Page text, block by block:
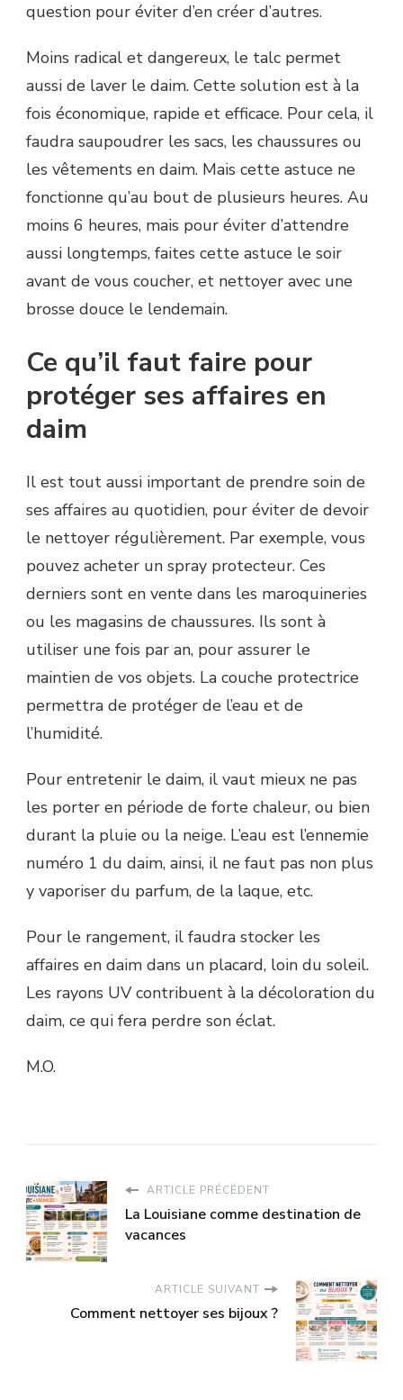
question pour éviter d’en créer d’autres.
Moins radical et dangereux, le talc permet
aussi de laver le daim. Cette solution est à la
fois économique, rapide et efficace. Pour cela, il
faudra saupoudrer les sacs, les chaussures ou
les vêtements en daim. Mais cette astuce ne
fonctionne qu’au bout de plusieurs heures. Au
moins 6 heures, mais pour éviter d’attendre
aussi longtemps, faites cette astuce le soir
avant de vous coucher, et nettoyer avec une
brosse douce le lendemain.
Ce qu’il faut faire pour
protéger ses affaires en
daim
Il est tout aussi important de prendre soin de
ses affaires au quotidien, pour éviter de devoir
le nettoyer régulièrement. Par exemple, vous
pouvez acheter un spray protecteur. Ces
derniers sont en vente dans les maroquineries
ou les magasins de chaussures. Ils sont à
utiliser une fois par an, pour assurer le
maintien de vos objets. La couche protectrice
permettra de protéger de l’eau et de
l’humidité.
Pour entretenir le daim, il vaut mieux ne pas
les porter en période de forte chaleur, ou bien
durant la pluie ou la neige. L’eau est l’ennemie
numéro 1 du daim, ainsi, il ne faut pas non plus
y vaporiser du parfum, de la laque, etc.
Pour le rangement, il faudra stocker les
affaires en daim dans un placard, loin du soleil.
Les rayons UV contribuent à la décoloration du
daim, ce qui fera perdre son éclat.
M.O.
ARTICLE PRÉCÉDENT
La Louisiane comme destination de
vacances
ARTICLE SUIVANT
Comment nettoyer ses bijoux ?